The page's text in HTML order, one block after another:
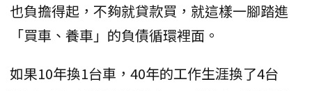
也負擔得起，不夠就貸款買，就這樣一腳踏進
「買車、養車」的負債循環裡面。
如果10年換1台車，40年的工作生涯換了4台